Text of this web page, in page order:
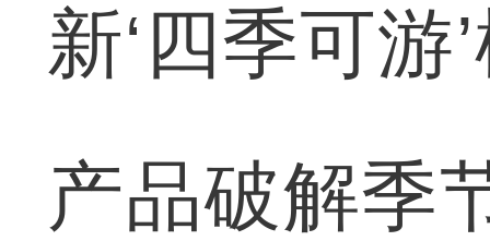
新‘四季可
产品破解季